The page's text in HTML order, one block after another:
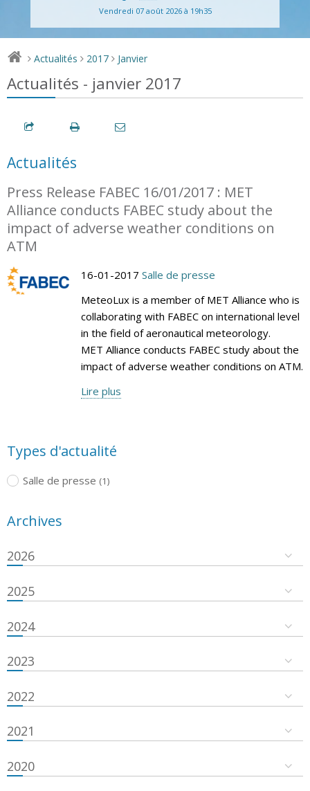
Vendredi 07 août 2026 à 19h35
> Actualités > 2017 > Janvier
Actualités - janvier 2017
Actualités
Press Release FABEC 16/01/2017 : MET
Alliance conducts FABEC study about the
impact of adverse weather conditions on
ATM
16-01-2017 Salle de presse
MeteoLux is a member of MET Alliance who is
collaborating with FABEC on international level
in the field of aeronautical meteorology.
MET Alliance conducts FABEC study about the
impact of adverse weather conditions on ATM.
Lire plus
Types d'actualité
Salle de presse (1)
Archives
2026
2025
2024
2023
2022
2021
2020